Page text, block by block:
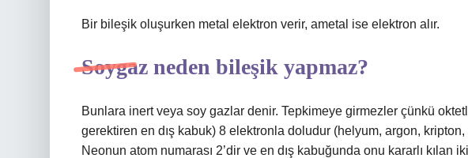
Bir bileşik oluşurken metal elektron verir, ametal ise elektron alır.
Soygaz neden bileşik yapmaz?
Bunlara inert veya soy gazlar denir. Tepkimeye girmezler çünkü
gerektiren en dış kabuk) 8 elektronla doludur (helyum, argon,
Neonun atom numarası 2’dir ve en dış kabuğunda onu kararlı kılan